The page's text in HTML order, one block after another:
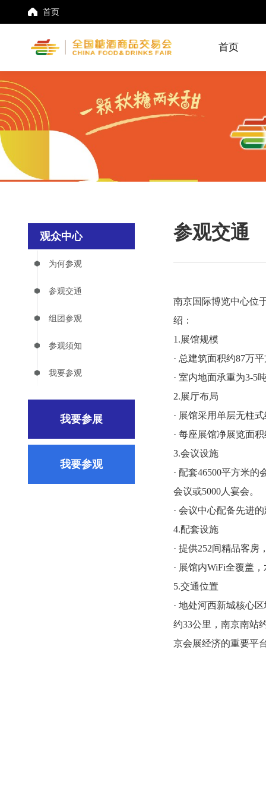
首页
首页
观众中心
为何参观
参观交通
组团参观
参观须知
我要参观
我要参展
我要参观
参观交通
南京国际博览中心位
绍：
1.展馆规模
· 总建筑面积约87万
· 室内地面承重为3-5
2.展厅布局
· 展馆采用单层无柱
· 每座展馆净展览面
3.会议设施
· 配套46500平方米
会议或5000人宴会。
· 会议中心配备先进
4.配套设施
· 提供252间精品客
· 展馆内WiFi全覆盖
5.交通位置
· 地处河西新城核心
约33公里，南京南站
京会展经济的重要平